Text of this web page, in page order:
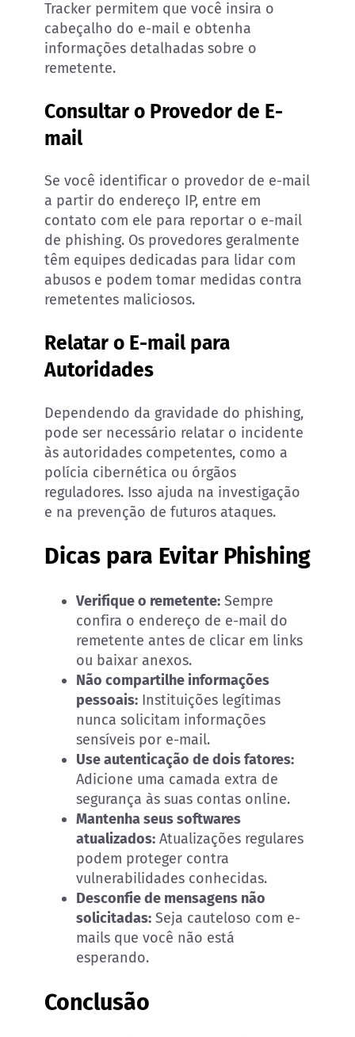
Tracker permitem que você insira o
cabeçalho do e-mail e obtenha
informações detalhadas sobre o
remetente.
Consultar o Provedor de E-
mail
Se você identificar o provedor de e-mail
a partir do endereço IP, entre em
contato com ele para reportar o e-mail
de phishing. Os provedores geralmente
têm equipes dedicadas para lidar com
abusos e podem tomar medidas contra
remetentes maliciosos.
Relatar o E-mail para
Autoridades
Dependendo da gravidade do phishing,
pode ser necessário relatar o incidente
às autoridades competentes, como a
polícia cibernética ou órgãos
reguladores. Isso ajuda na investigação
e na prevenção de futuros ataques.
Dicas para Evitar Phishing
Verifique o remetente: Sempre
confira o endereço de e-mail do
remetente antes de clicar em links
ou baixar anexos.
Não compartilhe informações
pessoais: Instituições legítimas
nunca solicitam informações
sensíveis por e-mail.
Use autenticação de dois fatores:
Adicione uma camada extra de
segurança às suas contas online.
Mantenha seus softwares
atualizados: Atualizações regulares
podem proteger contra
vulnerabilidades conhecidas.
Desconfie de mensagens não
solicitadas: Seja cauteloso com e-
mails que você não está
esperando.
Conclusão